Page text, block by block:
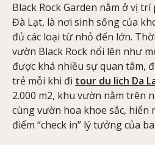
Black Rock Garden nằm ở vị
Đà Lạt, là nơi sinh sống của
đủ các loại từ nhỏ đến lớn.
vườn Black Rock nổi lên như
được khá nhiều sự quan tâm,
trẻ mỗi khi đi tour du lich Da
2.000 m2, khu vườn nằm trên
cùng vườn hoa khoe sắc, hiển
điểm “check in” lý tưởng của